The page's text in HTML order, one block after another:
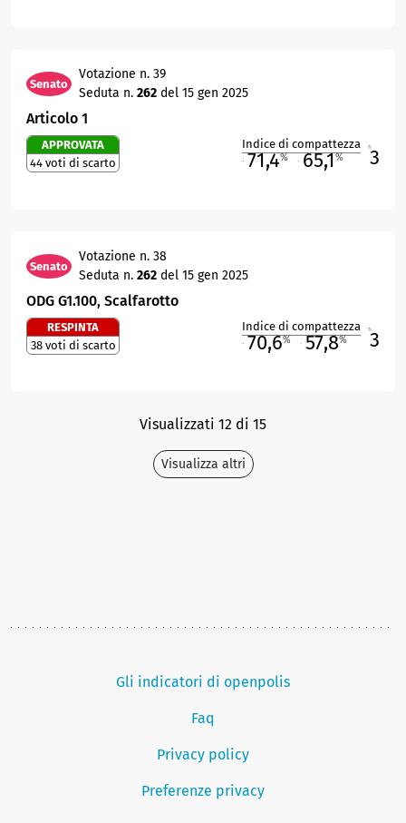
Senato
Votazione n. 39
Seduta n. 262 del 15 gen 2025
Articolo 1
APPROVATA
44 voti di scarto
Indice di compattezza
71,4% 65,1% 3
Senato
Votazione n. 38
Seduta n. 262 del 15 gen 2025
ODG G1.100, Scalfarotto
RESPINTA
38 voti di scarto
Indice di compattezza
70,6% 57,8% 3
Visualizzati 12 di 15
Visualizza altri
Gli indicatori di openpolis
Faq
Privacy policy
Preferenze privacy